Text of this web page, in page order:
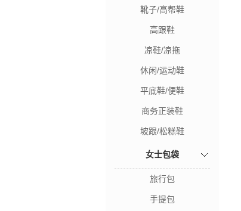
靴子/高帮鞋
高跟鞋
凉鞋/凉拖
休闲/运动鞋
平底鞋/便鞋
商务正装鞋
坡跟/松糕鞋
女士包袋
旅行包
手提包